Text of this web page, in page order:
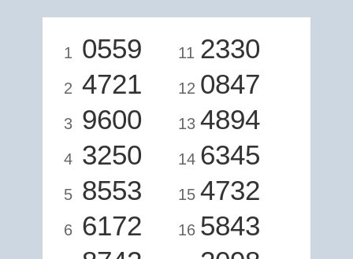
1 0559
2 4721
3 9600
4 3250
5 8553
6 6172
11 2330
12 0847
13 4894
14 6345
15 4732
16 5843